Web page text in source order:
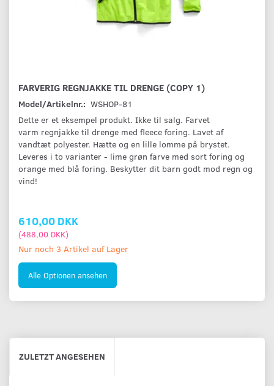
FARVERIG REGNJAKKE TIL DRENGE (COPY 1)
Model/Artikelnr.: WSHOP-81
Dette er et eksempel produkt. Ikke til salg. Farvet
varm regnjakke til drenge med fleece foring. Lavet af
vandtæt polyester. Hætte og en lille lomme på brystet.
Leveres i to varianter - lime grøn farve med sort foring og
orange med blå foring. Beskytter dit barn godt mod regn og
vind!
610,00 DKK
(488,00 DKK)
Nur noch 3 Artikel auf Lager
Alle Optionen ansehen
ZULETZT ANGESEHEN